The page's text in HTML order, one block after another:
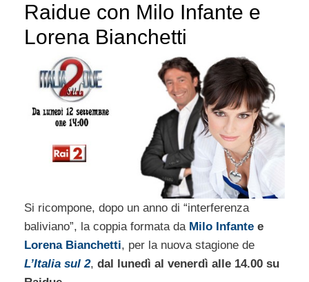
Raidue con Milo Infante e
Lorena Bianchetti
Si ricompone, dopo un anno di “interferenza
baliviano”, la coppia formata da Milo Infante e
Lorena Bianchetti, per la nuova stagione de
L’Italia sul 2, dal lunedì al venerdì alle 14.00 su